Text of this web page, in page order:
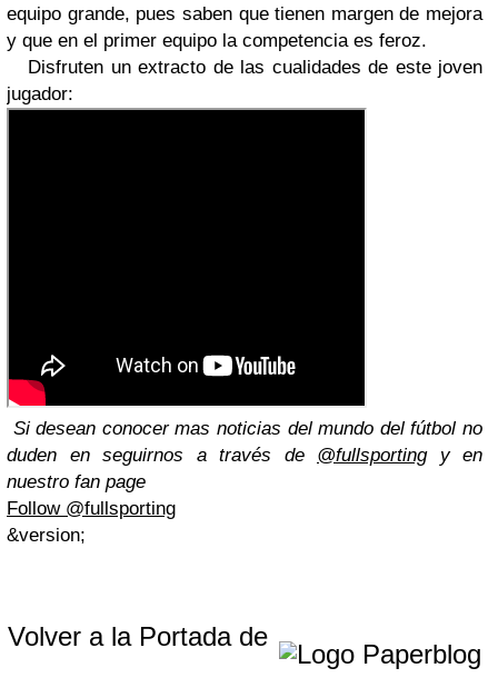
equipo grande, pues saben que tienen margen de mejora
y que en el primer equipo la competencia es feroz.
Disfruten un extracto de las cualidades de este joven
jugador:
Si desean conocer mas noticias del mundo del fútbol no
duden en seguirnos a través de @fullsportingy en
nuestro fan page
Follow @fullsporting
&version;
Volver a la Portada de